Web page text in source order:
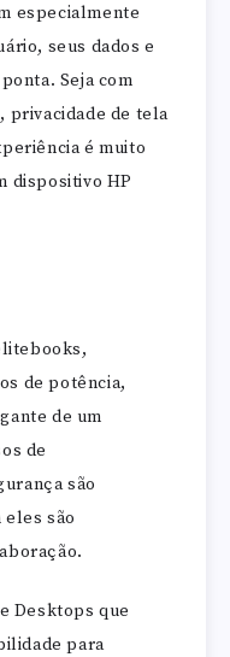
especialmente
seus dados e
Seja com
privacidade de tela
é muito
dispositivo HP
de potência,
de um
de
são
são
Desktops que
para